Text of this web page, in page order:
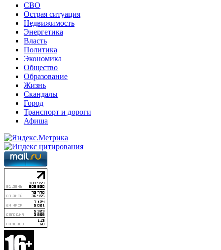
СВО
Острая ситуация
Недвижимость
Энергетика
Власть
Политика
Экономика
Общество
Образование
Жизнь
Скандалы
Город
Транспорт и дороги
Афиша